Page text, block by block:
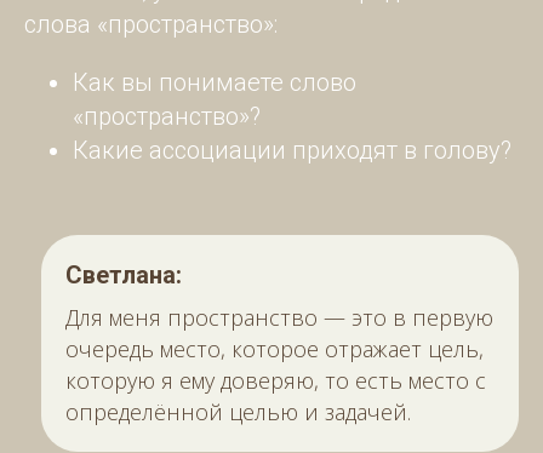
слова «пространство»:
Как вы понимаете слово
«пространство»?
Какие ассоциации приходят в голову?
Светлана:
Для меня пространство — это в первую
очередь место, которое отражает цель,
которую я ему доверяю, то есть место с
определённой целью и задачей.